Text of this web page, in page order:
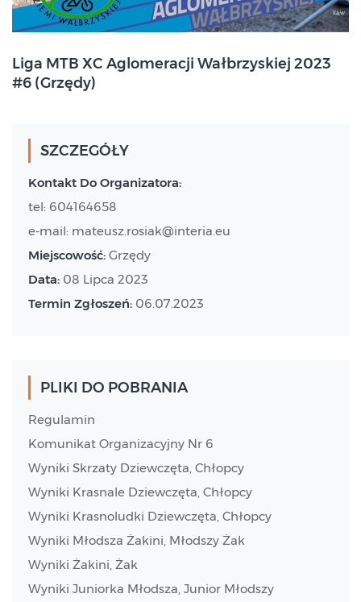
Grzędy
Liga MTB XC Aglomeracji Wałbrzyskiej 2023
#6 (Grzędy)
SZCZEGÓŁY
Kontakt Do Organizatora:
tel: 604164658
e-mail: mateusz.rosiak@interia.eu
Miejscowość: Grzędy
Data: 08 Lipca 2023
Termin Zgłoszeń: 06.07.2023
PLIKI DO POBRANIA
Regulamin
Komunikat Organizacyjny Nr 6
Wyniki Skrzaty Dziewczęta, Chłopcy
Wyniki Krasnale Dziewczęta, Chłopcy
Wyniki Krasnoludki Dziewczęta, Chłopcy
Wyniki Młodsza Żakini, Młodszy Żak
Wyniki Żakini, Żak
Wyniki Juniorka Młodsza, Junior Młodszy